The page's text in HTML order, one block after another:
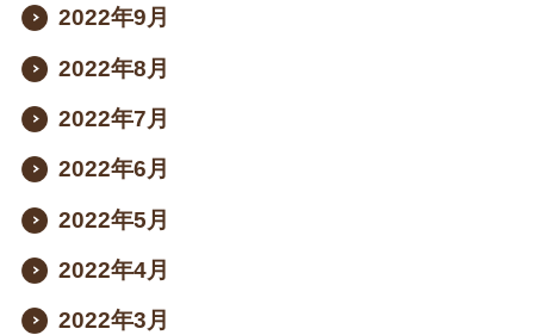
2022年9月
2022年8月
2022年7月
2022年6月
2022年5月
2022年4月
2022年3月